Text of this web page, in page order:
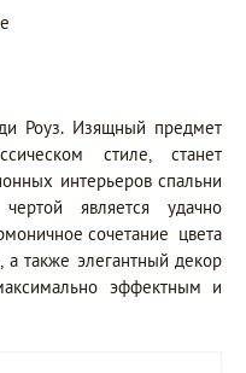
Роуз. Изящный предмет
стиле, станет
интерьеров спальни
является удачно
сочетание цвета
а также элегантный декор
эффектным и